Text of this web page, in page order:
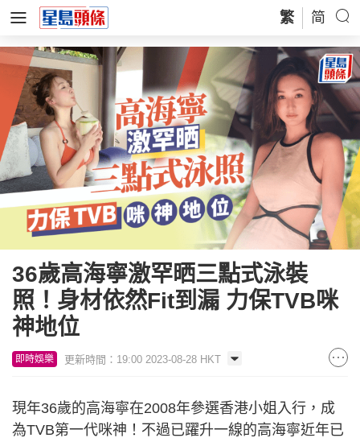
繁 简
36歲高海寧激罕晒三點式泳裝
照！身材依然Fit到漏 力保TVB咪
神地位
即時娛樂 更新時間：19:00 2023-08-28 HKT
現年36歲的高海寧在2008年參選香港小姐入行，成
為TVB第一代咪神！不過已躍升一線的高海寧近年已